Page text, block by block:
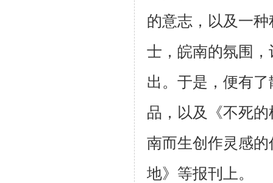
的意志，以及一
士，皖南的氛围
出。于是，便有
品，以及《不死
南而生创作灵感
地》等报刊上。